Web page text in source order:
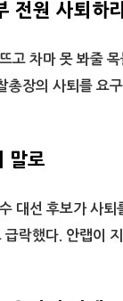
전원 사퇴하
고 차마 못 봐줄
총장의 사퇴를 요
말로
대선 후보가 사퇴
급락했다. 안랩이